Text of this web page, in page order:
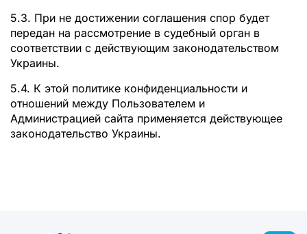
5.3. При не достижении соглашения спор будет
передан на рассмотрение в судебный орган в
соответствии с действующим законодательством
Украины.
5.4. К этой политике конфиденциальности и
отношений между Пользователем и
Администрацией сайта применяется действующее
законодательство Украины.